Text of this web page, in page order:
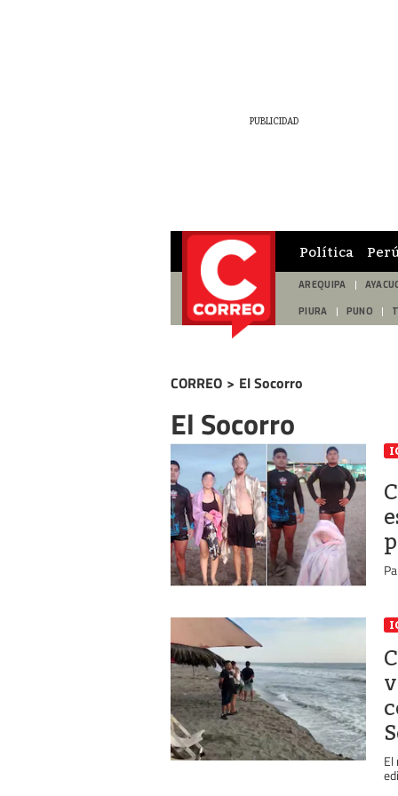
Política
AREQUIPA
PIURA PUNO
CORREO > El Socorro
El Socorro